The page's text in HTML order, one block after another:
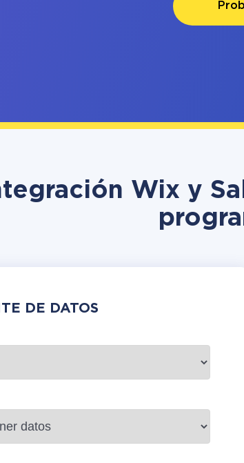
Wix y
DE DATOS